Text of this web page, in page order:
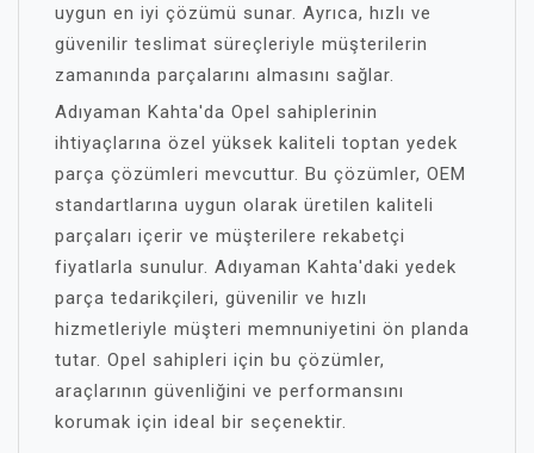
uygun en iyi çözümü sunar. Ayrıca, hızlı ve
güvenilir teslimat süreçleriyle müşterilerin
zamanında parçalarını almasını sağlar.
Adıyaman Kahta'da Opel sahiplerinin
ihtiyaçlarına özel yüksek kaliteli toptan yedek
parça çözümleri mevcuttur. Bu çözümler, OEM
standartlarına uygun olarak üretilen kaliteli
parçaları içerir ve müşterilere rekabetçi
fiyatlarla sunulur. Adıyaman Kahta'daki yedek
parça tedarikçileri, güvenilir ve hızlı
hizmetleriyle müşteri memnuniyetini ön planda
tutar. Opel sahipleri için bu çözümler,
araçlarının güvenliğini ve performansını
korumak için ideal bir seçenektir.